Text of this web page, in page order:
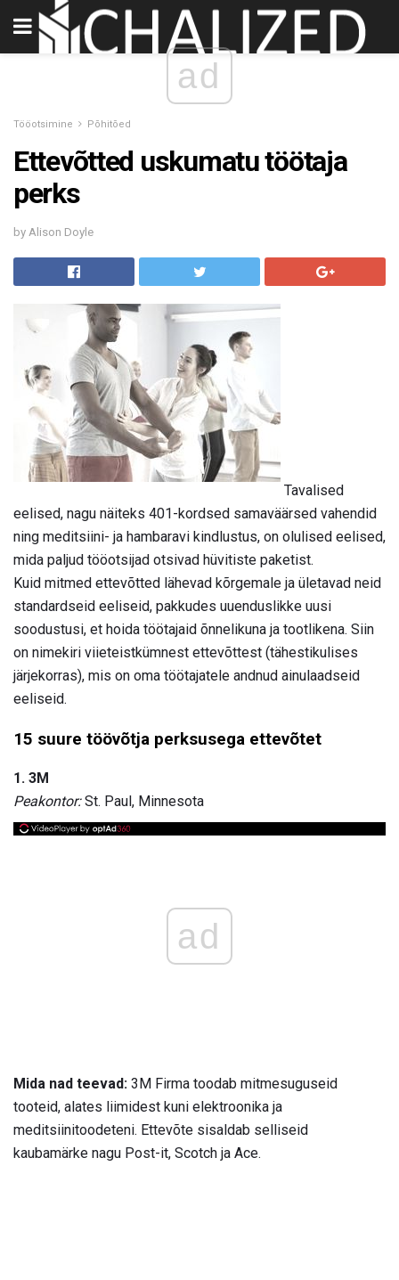
ad
Tööotsimine Põhitõed
Ettevõtted uskumatu töötaja
perks
by Alison Doyle
Tavalised
eelised, nagu näiteks 401-kordsed samaväärsed vahendid
ning meditsiini- ja hambaravi kindlustus, on olulised eelised,
mida paljud tööotsijad otsivad hüvitiste paketist.
Kuid mitmed ettevõtted lähevad kõrgemale ja ületavad neid
standardseid eeliseid, pakkudes uuenduslikke uusi
soodustusi, et hoida töötajaid õnnelikuna ja tootlikena. Siin
on nimekiri viieteistkümnest ettevõttest (tähestikulises
järjekorras), mis on oma töötajatele andnud ainulaadseid
eeliseid.
15 suure töövõtja perksusega ettevõtet
1. 3M
Peakontor: St. Paul, Minnesota
ad
Mida nad teevad: 3M Firma toodab mitmesuguseid
tooteid, alates liimidest kuni elektroonika ja
meditsiinitoodeteni. Ettevõte sisaldab selliseid
kaubamärke nagu Post-it, Scotch ja Ace.